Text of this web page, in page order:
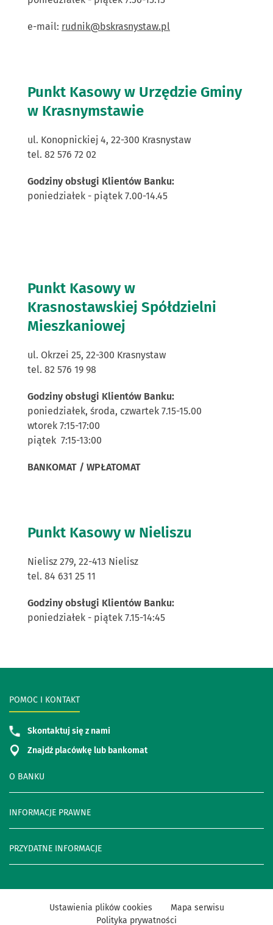
e-mail: rudnik@bskrasnystaw.pl
Punkt Kasowy w Urzędzie Gminy
w Krasnymstawie
ul. Konopnickiej 4, 22-300 Krasnystaw
tel. 82 576 72 02
Godziny obsługi Klientów Banku:
poniedziałek - piątek 7.00-14.45
Punkt Kasowy w
Krasnostawskiej Spółdzielni
Mieszkaniowej
ul. Okrzei 25, 22-300 Krasnystaw
tel. 82 576 19 98
Godziny obsługi Klientów Banku:
poniedziałek, środa, czwartek 7.15-15.00
wtorek 7:15-17:00
piątek 7:15-13:00
BANKOMAT / WPŁATOMAT
Punkt Kasowy w Nieliszu
Nielisz 279, 22-413 Nielisz
tel. 84 631 25 11
Godziny obsługi Klientów Banku:
poniedziałek - piątek 7.15-14:45
O BANKU
INFORMACJE PRAWNE
PRZYDATNE INFORMACJE
POMOC I KONTAKT
Skontaktuj się z nami
Znajdź placówkę lub bankomat
Ustawienia plików cookies
Mapa serwisu
Polityka prywatności